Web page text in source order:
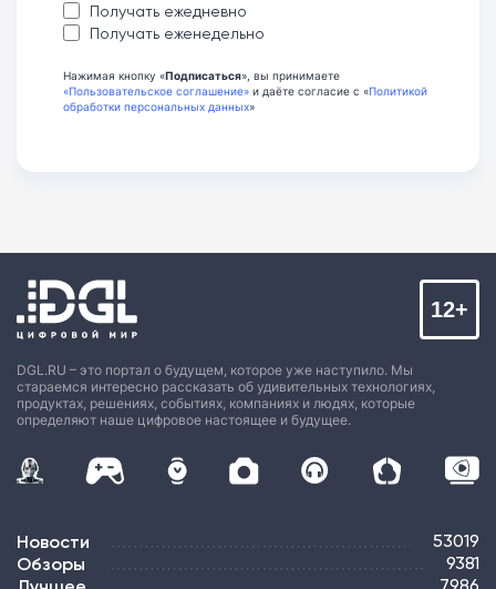
Получать ежедневно
Получать еженедельно
Нажимая кнопку «Подписаться», вы принимаете
«Пользовательское соглашение» и даёте согласие с «Политикой
обработки персональных данных»
DGL.RU – это портал о будущем, которое уже наступило. Мы
стараемся интересно рассказать об удивительных технологиях,
продуктах, решениях, событиях, компаниях и людях, которые
определяют наше цифровое настоящее и будущее.
12+
Новости 53019
Обзоры 9381